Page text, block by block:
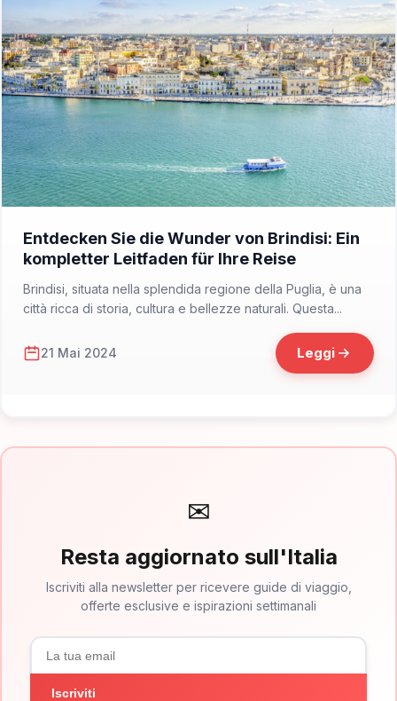
Entdecken Sie die Wunder von Brindisi: Ein
kompletter Leitfaden für Ihre Reise
Brindisi, situata nella splendida regione della Puglia, è una
città ricca di storia, cultura e bellezze naturali. Questa...
21 Mai 2024 Leggi
✉
Resta aggiornato sull'Italia
Iscriviti alla newsletter per ricevere guide di viaggio,
offerte esclusive e ispirazioni settimanali
Iscriviti